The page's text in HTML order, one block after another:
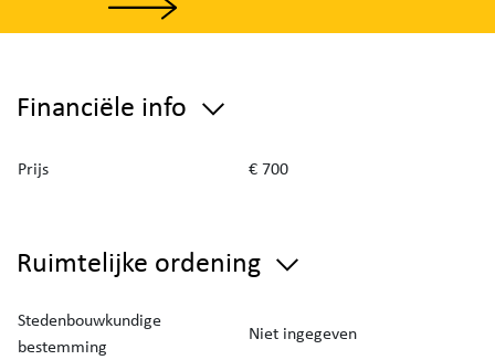
Financiële info
Prijs € 700
Ruimtelijke ordening
Stedenbouwkundige
bestemming
Niet ingegeven